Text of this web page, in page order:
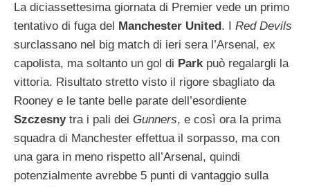
La diciassettesima giornata di Premier vede un primo
tentativo di fuga del Manchester United. I Red Devils
surclassano nel big match di ieri sera l’Arsenal, ex
capolista, ma soltanto un gol di Park può regalargli la
vittoria. Risultato stretto visto il rigore sbagliato da
Rooney e le tante belle parate dell’esordiente
Szczesny tra i pali dei Gunners, e così ora la prima
squadra di Manchester effettua il sorpasso, ma con
una gara in meno rispetto all’Arsenal, quindi
potenzialmente avrebbe 5 punti di vantaggio sulla